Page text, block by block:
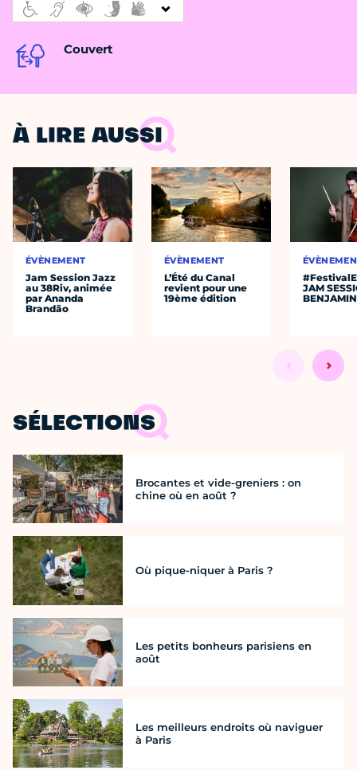
Couvert
À LIRE AUSSI
ÉVÈNEMENT
Jam Session Jazz
au 38Riv, animée
par Ananda
Brandão
ÉVÈNEMENT
L’Été du Canal
revient pour une
19ème édition
JAM
SÉLECTIONS
Brocantes et vide-greniers : on
chine où en août ?
Où pique-niquer à Paris ?
Les petits bonheurs parisiens en
août
Les meilleurs endroits où naviguer
à Paris